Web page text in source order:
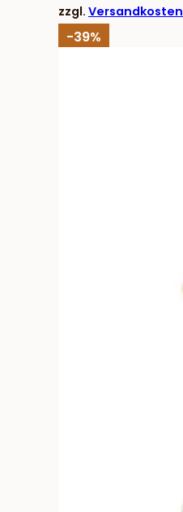
zzgl. Versandkosten
-39%